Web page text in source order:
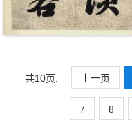
共10页: 上一页
7 8